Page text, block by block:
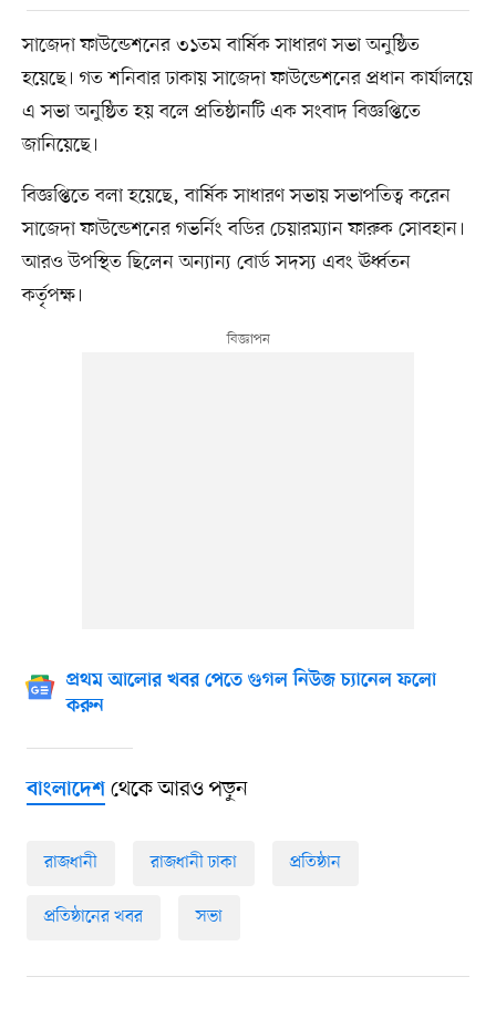
সাজেদা ফাউন্ডেশনের ৩১তম বার্ষিক সাধারণ সভা অনুষ্ঠিত
হয়েছে। গত শনিবার ঢাকায় সাজেদা ফাউন্ডেশনের প্রধান কার্যালয়ে
এ সভা অনুষ্ঠিত হয় বলে প্রতিষ্ঠানটি এক সংবাদ বিজ্ঞপ্তিতে
জানিয়েছে।
বিজ্ঞপ্তিতে বলা হয়েছে, বার্ষিক সাধারণ সভায় সভাপতিত্ব করেন
সাজেদা ফাউন্ডেশনের গভর্নিং বডির চেয়ারম্যান ফারুক সোবহান।
আরও উপস্থিত ছিলেন অন্যান্য বোর্ড সদস্য এবং ঊর্ধ্বতন
কর্তৃপক্ষ।
প্রথম আলোর খবর পেতে গুগল নিউজ চ্যানেল ফলো
করুন
বাংলাদেশথেকে আরও পড়ুন
রাজধানী রাজধানী ঢাকা প্রতিষ্ঠান
প্রতিষ্ঠানের খবর সভা